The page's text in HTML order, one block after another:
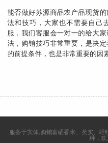
能否做好苏源商品农产品现货
法和技巧，大家也不需要自己
服，我们客服会一对一的给大
法，购销技巧非常重要，是决
的前提条件，也是非常重要的因
服务于实体,购销富硒香米、芡实、
种，